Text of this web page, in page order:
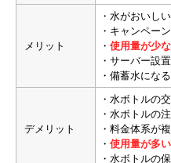
メリット
・水がおいしい
・キャンペー
・ 使用量が少
・サーバー設
・備蓄水になる
デメリット
・水ボトルの
・水ボトルの
・料金体系が
・ 使用量が多
・水ボトルの